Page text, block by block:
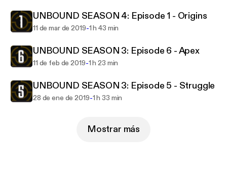
UNBOUND SEASON 4: Episode 1 - Origins
11 de mar de 2019-1 h 43 min
UNBOUND SEASON 3: Episode 6 - Apex
11 de feb de 2019-1 h 23 min
UNBOUND SEASON 3: Episode 5 - Struggle
28 de ene de 2019-1 h 33 min
Mostrar más